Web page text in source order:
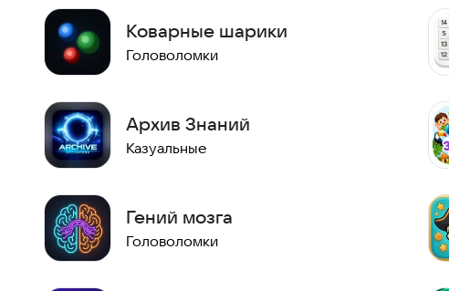
Коварные шарики
Головоломки
Архив Знаний
Казуальные
Гений мозга
Головоломки